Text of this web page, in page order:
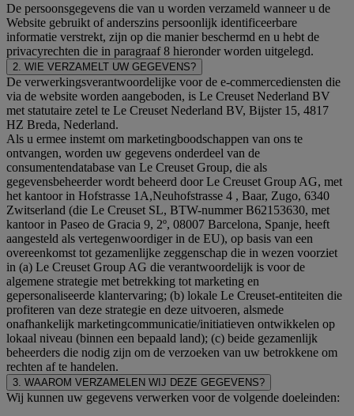
De persoonsgegevens die van u worden verzameld wanneer u de
Website gebruikt of anderszins persoonlijk identificeerbare
informatie verstrekt, zijn op die manier beschermd en u hebt de
privacyrechten die in paragraaf 8 hieronder worden uitgelegd.
2. WIE VERZAMELT UW GEGEVENS?
De verwerkingsverantwoordelijke voor de e-commercediensten die
via de website worden aangeboden, is Le Creuset Nederland BV
met statutaire zetel te Le Creuset Nederland BV, Bijster 15, 4817
HZ Breda, Nederland.
Als u ermee instemt om marketingboodschappen van ons te
ontvangen, worden uw gegevens onderdeel van de
consumentendatabase van Le Creuset Group, die als
gegevensbeheerder wordt beheerd door Le Creuset Group AG, met
het kantoor in Hofstrasse 1A,Neuhofstrasse 4 , Baar, Zugo, 6340
Zwitserland (die Le Creuset SL, BTW-nummer B62153630, met
kantoor in Paseo de Gracia 9, 2º, 08007 Barcelona, Spanje, heeft
aangesteld als vertegenwoordiger in de EU), op basis van een
overeenkomst tot gezamenlijke zeggenschap die in wezen voorziet
in (a) Le Creuset Group AG die verantwoordelijk is voor de
algemene strategie met betrekking tot marketing en
gepersonaliseerde klantervaring; (b) lokale Le Creuset-entiteiten die
profiteren van deze strategie en deze uitvoeren, alsmede
onafhankelijk marketingcommunicatie/initiatieven ontwikkelen op
lokaal niveau (binnen een bepaald land); (c) beide gezamenlijk
beheerders die nodig zijn om de verzoeken van uw betrokkene om
rechten af te handelen.
3. WAAROM VERZAMELEN WIJ DEZE GEGEVENS?
Wij kunnen uw gegevens verwerken voor de volgende doeleinden: